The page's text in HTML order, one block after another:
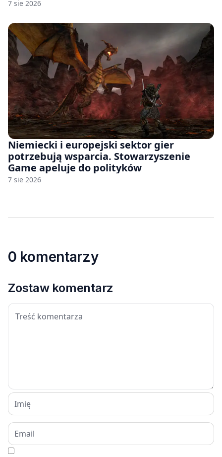
7 sie 2026
Niemiecki i europejski sektor gier
potrzebują wsparcia. Stowarzyszenie
Game apeluje do polityków
7 sie 2026
0 komentarzy
Zostaw komentarz